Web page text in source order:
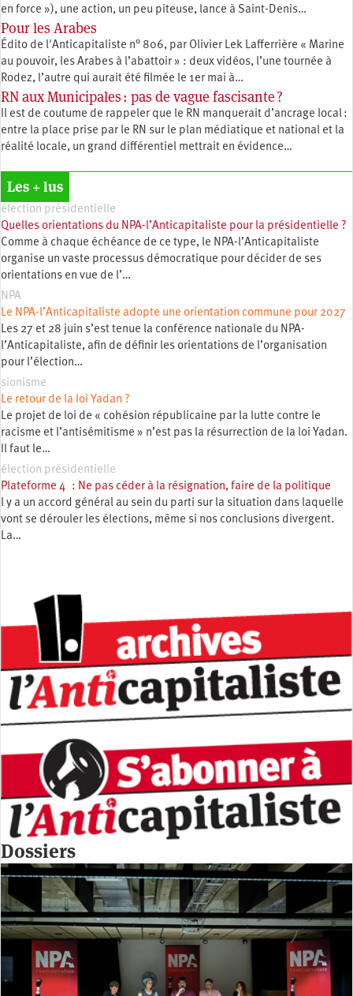
en force »), une action, un peu piteuse, lance à Saint-Denis…
Pour les Arabes
Édito de l'Anticapitaliste n° 806, par Olivier Lek Lafferrière « Marine
au pouvoir, les Arabes à l’abattoir » : deux vidéos, l’une tournée à
Rodez, l’autre qui aurait été filmée le 1er mai à…
RN aux Municipales : pas de vague fascisante ?
Il est de coutume de rappeler que le RN manquerait d’ancrage local :
entre la place prise par le RN sur le plan médiatique et national et la
réalité locale, un grand différentiel mettrait en évidence…
Les + lus
élection présidentielle
Quelles orientations du NPA-l’Anticapitaliste pour la présidentielle ?
Comme à chaque échéance de ce type, le NPA-l’Anticapitaliste
organise un vaste processus démocratique pour décider de ses
orientations en vue de l’…
NPA
Le NPA-l’Anticapitaliste adopte une orientation commune pour 2027
Les 27 et 28 juin s’est tenue la conférence nationale du NPA-
l’Anticapitaliste, afin de définir les orientations de l’organisation
pour l’élection…
sionisme
Le retour de la loi Yadan ?
Le projet de loi de « cohésion républicaine par la lutte contre le
racisme et l’antisémitisme » n’est pas la résurrection de la loi Yadan.
Il faut le…
élection présidentielle
Plateforme 4 : Ne pas céder à la résignation, faire de la politique
l y a un accord général au sein du parti sur la situation dans laquelle
vont se dérouler les élections, même si nos conclusions divergent.
La…
Dossiers